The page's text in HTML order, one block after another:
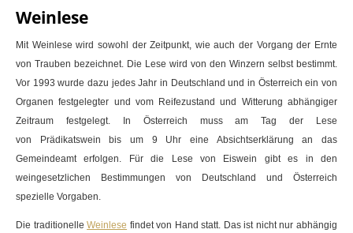
Weinlese
Mit Weinlese wird sowohl der Zeitpunkt, wie auch der Vorgang der Ernte
von Trauben bezeichnet. Die Lese wird von den Winzern selbst bestimmt.
Vor 1993 wurde dazu jedes Jahr in Deutschland und in Österreich ein von
Organen festgelegter und vom Reifezustand und Witterung abhängiger
Zeitraum festgelegt. In Österreich muss am Tag der Lese
von
Prädikatswein bis um 9 Uhr eine Absichtserklärung an das
Gemeindeamt erfolgen. Für die Lese von
Eiswein
gibt es in den
weingesetzlichen Bestimmungen von Deutschland und Österreich
spezielle Vorgaben.
Die traditionelleWeinlese findet von Hand statt. Das ist nicht nur abhängig